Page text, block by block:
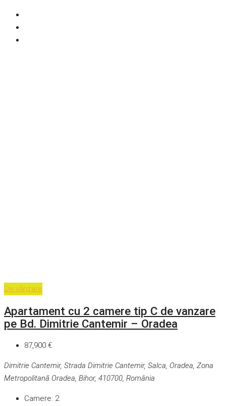
De vânzare
Apartament cu 2 camere tip C de vanzare
pe Bd. Dimitrie Cantemir – Oradea
87,900 €
Dimitrie Cantemir, Strada Dimitrie Cantemir, Salca, Oradea, Zona
Metropolitană Oradea, Bihor, 410700, România
Camere: 2